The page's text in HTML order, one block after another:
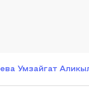
Умзайгат